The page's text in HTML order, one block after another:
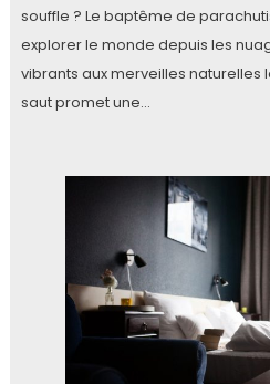
souffle ? Le baptême de
explorer le monde depuis les
vibrants aux merveilles naturelles
saut promet une…